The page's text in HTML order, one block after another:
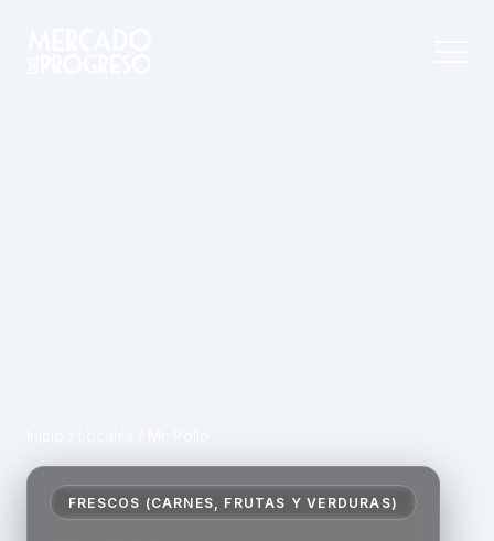
FRESCOS (CARNES, FRUTAS Y VERDURAS)